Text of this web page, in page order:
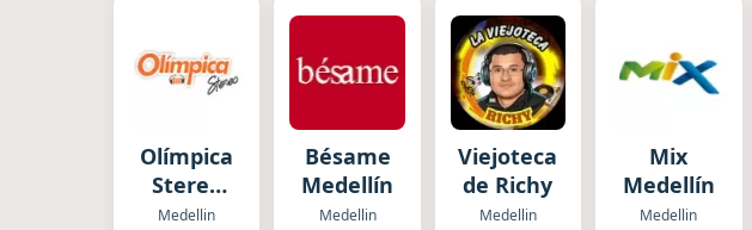
Olímpica
Stereo
Medellín
Medellin
Bésame
Medellín
Medellin
Viejoteca
de Richy
Medellin
Mix
Medellín
Medellin